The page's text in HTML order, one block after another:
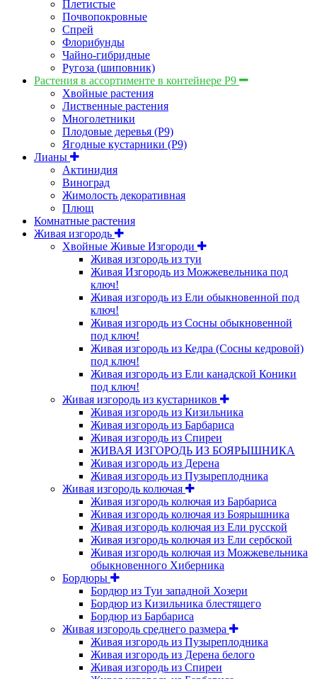
Плетистые
Почвопокровные
Спрей
Флорибунды
Чайно-гибридные
Ругоза (шиповник)
Растения в ассортименте в контейнере P9
Хвойные растения
Лиственные растения
Многолетники
Плодовые деревья (Р9)
Ягодные кустарники (Р9)
Лианы
Актинидия
Виноград
Жимолость декоративная
Плющ
Комнатные растения
Живая изгородь
Хвойные Живые Изгороди
Живая изгородь из туи
Живая Изгородь из Можжевельника под
ключ!
Живая изгородь из Ели обыкновенной под
ключ!
Живая изгородь из Сосны обыкновенной
под ключ!
Живая изгородь из Кедра (Сосны кедровой)
под ключ!
Живая изгородь из Ели канадской Коники
под ключ!
Живая изгородь из кустарников
Живая изгородь из Кизильника
Живая изгородь из Барбариса
Живая изгородь из Спиреи
ЖИВАЯ ИЗГОРОДЬ ИЗ БОЯРЫШНИКА
Живая изгородь из Дерена
Живая изгородь из Пузыреплодника
Живая изгородь колючая
Живая изгородь колючая из Барбариса
Живая изгородь колючая из Боярышника
Живая изгородь колючая из Ели русской
Живая изгородь колючая из Ели сербской
Живая изгородь колючая из Можжевельника
обыкновенного Хиберника
Бордюры
Бордюр из Туи западной Хозери
Бордюр из Кизильника блестящего
Бордюр из Барбариса
Живая изгородь среднего размера
Живая изгородь из Пузыреплодника
Живая изгородь из Дерена белого
Живая изгородь из Спиреи